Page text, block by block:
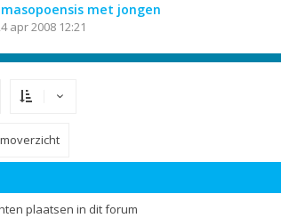
met jongen
apr 2008 12:21
plaatsen in dit forum